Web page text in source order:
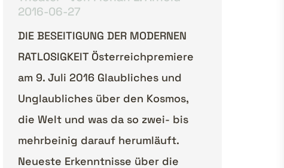
2016-06-27
DIE BESEITIGUNG DER MODERNEN
RATLOSIGKEIT Österreichpremiere
am 9. Juli 2016 Glaubliches und
Unglaubliches über den Kosmos,
die Welt und was da so zwei- bis
mehrbeinig darauf herumläuft.
Neueste Erkenntnisse über die